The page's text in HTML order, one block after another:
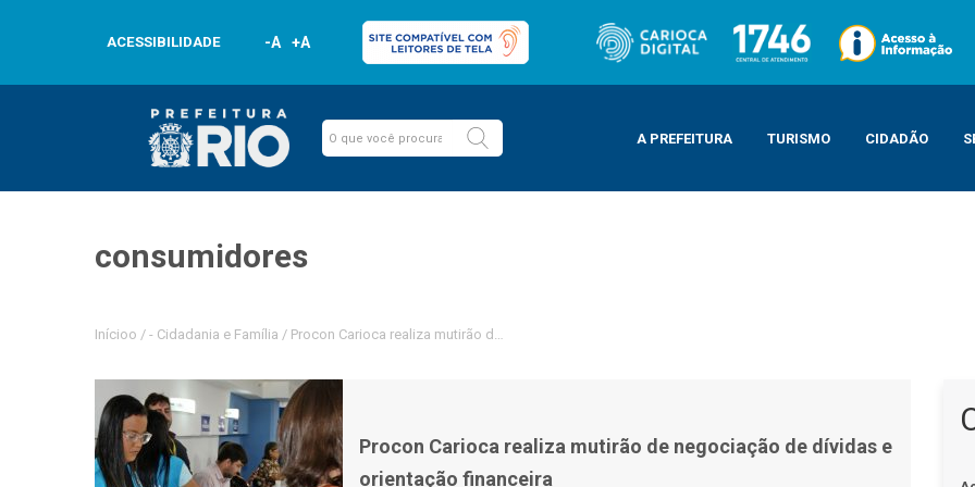
ACESSIBILIDADE -A +A
A PREFEITURA TURISMO CIDADÃO
consumidores
Inícioo / - Cidadania e Família / Procon Carioca realiza mutirão de negociação de dívidas e orientação financeira
Procon Carioca realiza mutirão de negociação de dívidas e
orientação financeira